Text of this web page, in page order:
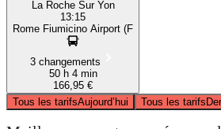
La Roche Sur Yon
13:15
Rome Fiumicino Airport (F
3 changements
50 h 4 min
166,95 €
Tous les tarifsAujourd’hui Tous les tarifs